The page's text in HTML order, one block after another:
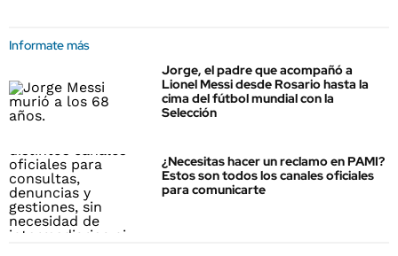
Informate más
Jorge, el padre que acompañó a
Lionel Messi desde Rosario hasta la
cima del fútbol mundial con la
Selección
¿Necesitas hacer un reclamo en PAMI?
Estos son todos los canales oficiales
para comunicarte